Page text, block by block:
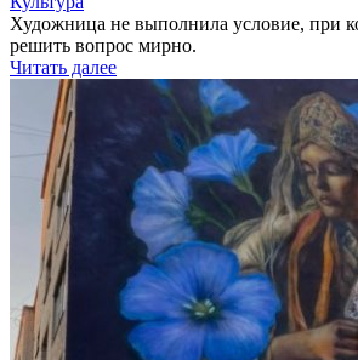
Художница не выполнила условие, при
решить вопрос мирно.
Читать далее